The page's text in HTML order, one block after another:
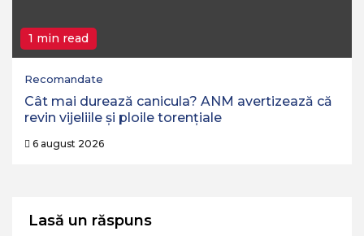
1 min read
Recomandate
Cât mai durează canicula? ANM avertizează că
revin vijeliile și ploile torențiale
6 august 2026
Lasă un răspuns